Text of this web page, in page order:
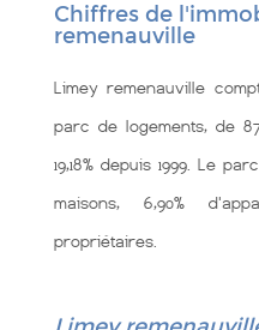
Chiffres de
remenauville
Limey remenauville
parc de logements, de
19,18% depuis 1999. Le
maisons, 6,90%
propriétaires.